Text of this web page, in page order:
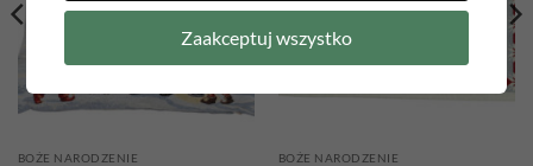
BOŻE NARODZENIE BOŻE NARODZENIE
Zaakceptuj wszystko